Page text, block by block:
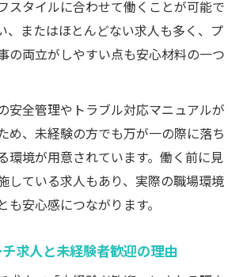
スタイルに合わせて働くことが可能で
、またはほとんどない求人も多く、プ
の両立がしやすい点も安心材料の一つ
安全管理やトラブル対応マニュアルが
め、未経験の方でも万が一の際に落ち
環境が用意されています。働く前に見
している求人もあり、実際の職場環境
も安心感につながります。
求人と未経験者歓迎の理由